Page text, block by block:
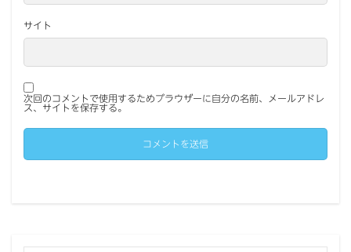
サイト
次回のコメントで使用するためブラウザーに自分の名前、メールアドレ
ス、サイトを保存する。